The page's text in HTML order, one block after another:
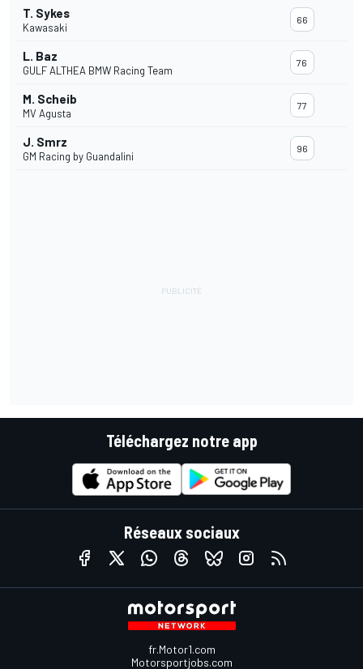
T. Sykes
Kawasaki
66
L. Baz
GULF ALTHEA BMW Racing Team
76
M. Scheib
MV Agusta
77
J. Smrz
GM Racing by Guandalini
96
Téléchargez notre app
Réseaux sociaux
fr.Motor1.com
Motorsportjobs.com